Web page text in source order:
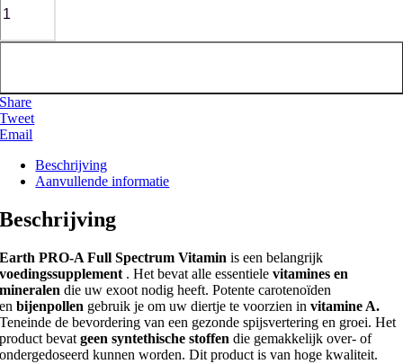
Share
Tweet
Email
Beschrijving
Aanvullende informatie
Beschrijving
Earth PRO-A Full Spectrum Vitamin is een belangrijk
voedingssupplement . Het bevat alle essentiele vitamines en
mineralen die uw exoot nodig heeft. Potente carotenoïden
enbijenpollen gebruik je om uw diertje te voorzien in vitamine A.
Teneinde de bevordering van een gezonde spijsvertering en groei. Het
product bevatgeen syntethische stoffen die gemakkelijk over- of
ondergedoseerd kunnen worden. Dit product is van hoge kwaliteit.